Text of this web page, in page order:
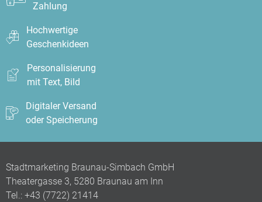
Zahlung
Hochwertige
Geschenkideen
Personalisierung
mit Text, Bild
Digitaler Versand
oder Speicherung
Stadtmarketing Braunau-Simbach GmbH
Theatergasse 3, 5280 Braunau am Inn
Tel.: +43 (7722) 21414